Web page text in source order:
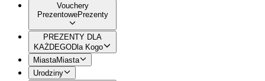
Vouchery
PrezentowePrezenty
PREZENTY DLA
KAŻDEGODla Kogo
MiastaMiasta
Urodziny